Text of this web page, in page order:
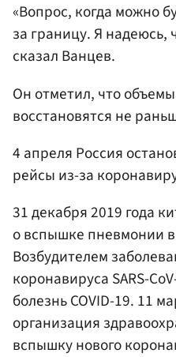
«Вопрос, когда можно
за границу. Я надеюсь,
сказал Ванцев.
Он отметил, что
восстановятся не
4 апреля Россия
рейсы из-за
31 декабря 2019 года
о вспышке пневмонии в
Возбудителем
коронавируса SARS-
болезнь COVID-19. 11
организация
вспышку нового